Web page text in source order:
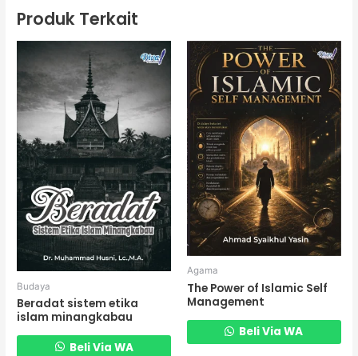
Produk Terkait
Budaya
Beradat sistem etika
islam minangkabau
Beli Via WA
Agama
The Power of Islamic Self
Management
Beli Via WA